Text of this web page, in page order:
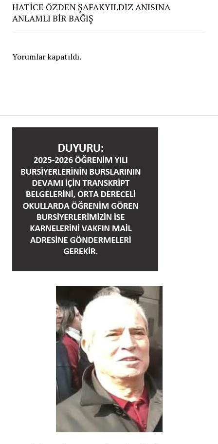
HATİCE ÖZDEN ŞAFAKYILDIZ ANISINA
ANLAMLI BİR BAĞIŞ
Yorumlar kapatıldı.